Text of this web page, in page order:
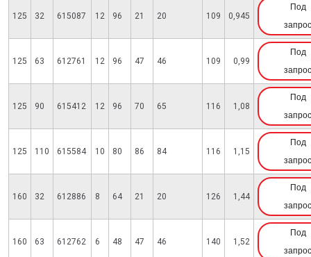
125 32 615087 12 96 21 20 109 0,945
Под
запрос
125 63 612761 12 96 47 46 109 0,99
Под
запрос
125 90 615412 12 96 70 65 116 1,08
Под
запрос
125 110 615584 10 80 86 84 116 1,15
Под
запрос
160 32 612886 8 64 21 20 126 1,44
Под
запрос
160 63 612762 6 48 47 46 140 1,52
Под
запрос